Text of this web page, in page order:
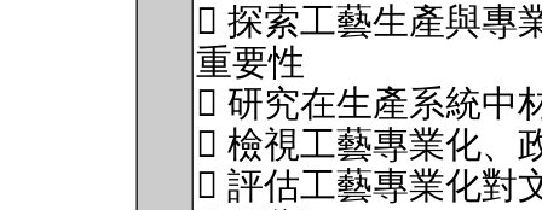
 探索工藝生產與專
重要性
 研究在生產系統中
 檢視工藝專業化、
 評估工藝專業化對